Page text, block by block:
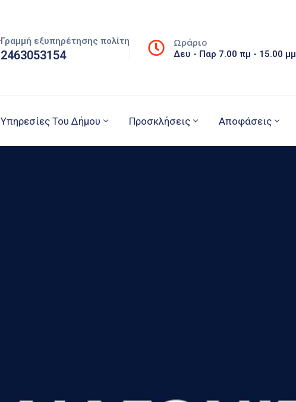
Γραμμή εξυπηρέτησης πολίτη
2463053154
Ωράριο
Δευ - Παρ 7.00 πμ - 15.00 μμ
Υπηρεσίες Του Δήμου Προσκλήσεις Αποφάσεις